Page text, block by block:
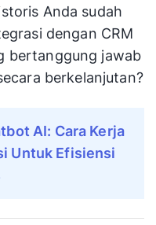
Anda sudah
dengan CRM
bertanggung jawab
berkelanjutan?
AI: Cara Kerja
Untuk Efisiensi